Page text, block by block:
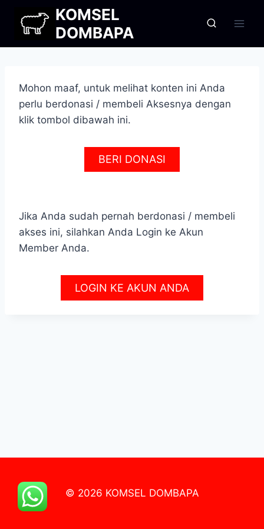
KOMSEL
DOMBAPA
Mohon maaf, untuk melihat konten ini Anda
perlu berdonasi / membeli Aksesnya dengan
klik tombol dibawah ini.
BERI DONASI
Jika Anda sudah pernah berdonasi / membeli
akses ini, silahkan Anda Login ke Akun
Member Anda.
LOGIN KE AKUN ANDA
© 2026 KOMSEL DOMBAPA